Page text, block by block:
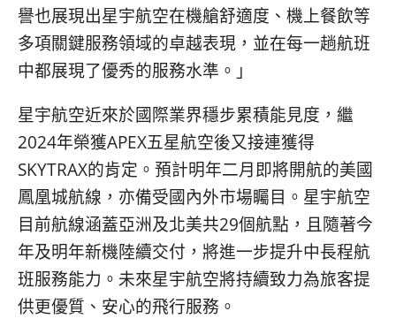
譽也展現出星宇航空在機艙舒適度、機上餐飲等
多項關鍵服務領域的卓越表現，並在每一趟航班
中都展現了優秀的服務水準。」
星宇航空近來於國際業界穩步累積能見度，繼
2024年榮獲APEX五星航空後又接連獲得
SKYTRAX的肯定。預計明年二月即將開航的美國
鳳凰城航線，亦備受國內外市場矚目。星宇航空
目前航線涵蓋亞洲及北美共29個航點，且隨著今
年及明年新機陸續交付，將進一步提升中長程航
班服務能力。未來星宇航空將持續致力為旅客提
供更優質、安心的飛行服務。